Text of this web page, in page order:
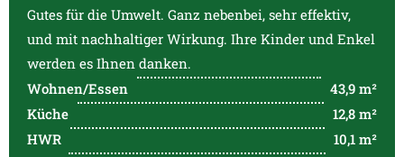
Gutes für die Umwelt. Ganz nebenbei, sehr effektiv,
und mit nachhaltiger Wirkung. Ihre Kinder und Enkel
werden es Ihnen danken.
Wohnen/Essen
43,9 m²
Küche
12,8 m²
HWR
10,1 m²